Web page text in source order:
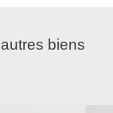
biens